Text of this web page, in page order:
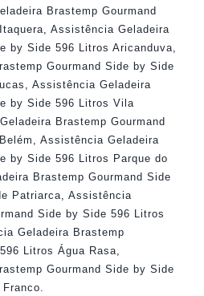
Brastemp Gourmand
, Assistência Geladeira
by Side 596 Litros Aricanduva,
Gourmand Side by Side
, Assistência Geladeira
by Side 596 Litros Vila
Brastemp Gourmand
, Assistência Geladeira
by Side 596 Litros Parque do
Brastemp Gourmand Side
Patriarca, Assistência
Side by Side 596 Litros
Geladeira Brastemp
Litros Água Rasa,
Gourmand Side by Side
.